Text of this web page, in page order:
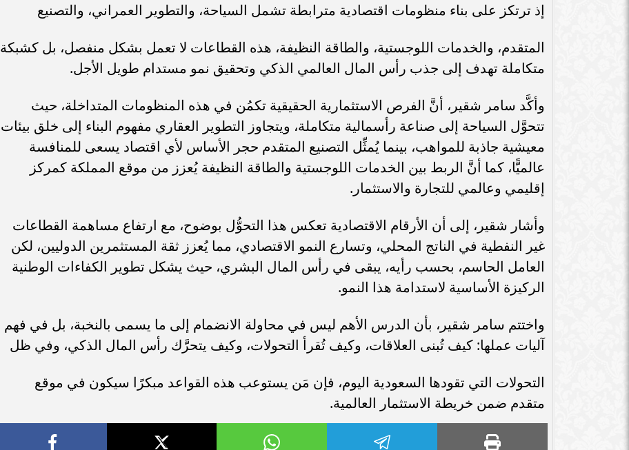
إذ ترتكز على بناء منظومات اقتصادية مترابطة تشمل السياحة، والتطوير العمراني، والتصنيع
المتقدم، والخدمات اللوجستية، والطاقة النظيفة، هذه القطاعات لا تعمل بشكل منفصل، بل كشبكة
متكاملة تهدف إلى جذب رأس المال العالمي الذكي وتحقيق نمو مستدام طويل الأجل.
وأكَّد سامر شقير، أنَّ الفرص الاستثمارية الحقيقية تكمُن في هذه المنظومات المتداخلة، حيث
تتحوَّل السياحة إلى صناعة رأسمالية متكاملة، ويتجاوز التطوير العقاري مفهوم البناء إلى خلق بيئات
معيشية جاذبة للمواهب، بينما يُمثِّل التصنيع المتقدم حجر الأساس لأي اقتصاد يسعى للمنافسة
عالميًّا، كما أنَّ الربط بين الخدمات اللوجستية والطاقة النظيفة يُعزز من موقع المملكة كمركز
إقليمي وعالمي للتجارة والاستثمار.
وأشار شقير، إلى أن الأرقام الاقتصادية تعكس هذا التحوُّل بوضوح، مع ارتفاع مساهمة القطاعات
غير النفطية في الناتج المحلي، وتسارع النمو الاقتصادي، مما يُعزز ثقة المستثمرين الدوليين، لكن
العامل الحاسم، بحسب رأيه، يبقى في رأس المال البشري، حيث يشكل تطوير الكفاءات الوطنية
الركيزة الأساسية لاستدامة هذا النمو.
واختتم سامر شقير، بأن الدرس الأهم ليس في محاولة الانضمام إلى ما يسمى بالنخبة، بل في فهم
آليات عملها: كيف تُبنى العلاقات، وكيف تُقرأ التحولات، وكيف يتحرَّك رأس المال الذكي، وفي ظل
التحولات التي تقودها السعودية اليوم، فإن مَن يستوعب هذه القواعد مبكرًا سيكون في موقع
متقدم ضمن خريطة الاستثمار العالمية.